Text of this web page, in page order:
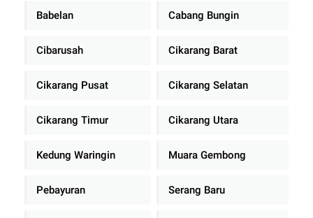
Babelan Cabang Bungin
Cibarusah Cikarang Barat
Cikarang Pusat Cikarang Selatan
Cikarang Timur Cikarang Utara
Kedung Waringin Muara Gembong
Pebayuran Serang Baru